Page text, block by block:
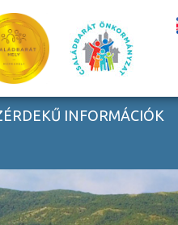
INFORMÁCIÓK